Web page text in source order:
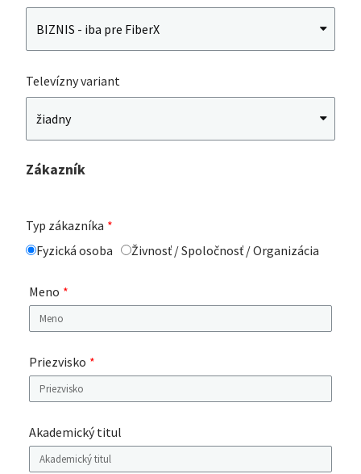
Televízny variant
Zákazník
Typ zákazníka
Fyzická osoba
Živnosť / Spoločnosť / Organizácia
Meno
Priezvisko
Akademický titul